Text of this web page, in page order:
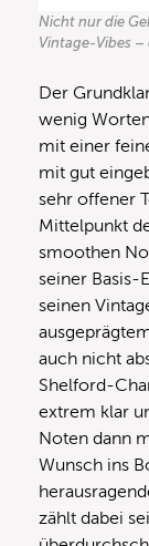
Nicht nur die
Vintage-Vibes –
Der
wenig
mit einer
mit gut
sehr offener
Mittelpunkt
smoothen
seiner Basis-
seinen
auch nicht
Shelford-
extrem klar
Noten dann
Wunsch ins
zählt dabei